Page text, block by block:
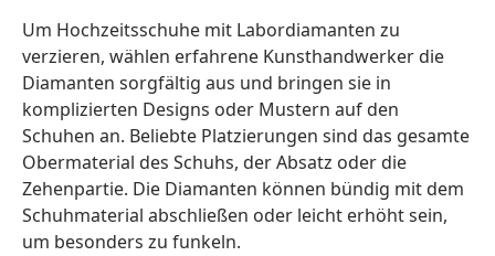
Um Hochzeitsschuhe mit Labordiamanten zu
verzieren, wählen erfahrene Kunsthandwerker die
Diamanten sorgfältig aus und bringen sie in
komplizierten Designs oder Mustern auf den
Schuhen an. Beliebte Platzierungen sind das gesamte
Obermaterial des Schuhs, der Absatz oder die
Zehenpartie. Die Diamanten können bündig mit dem
Schuhmaterial abschließen oder leicht erhöht sein,
um besonders zu funkeln.